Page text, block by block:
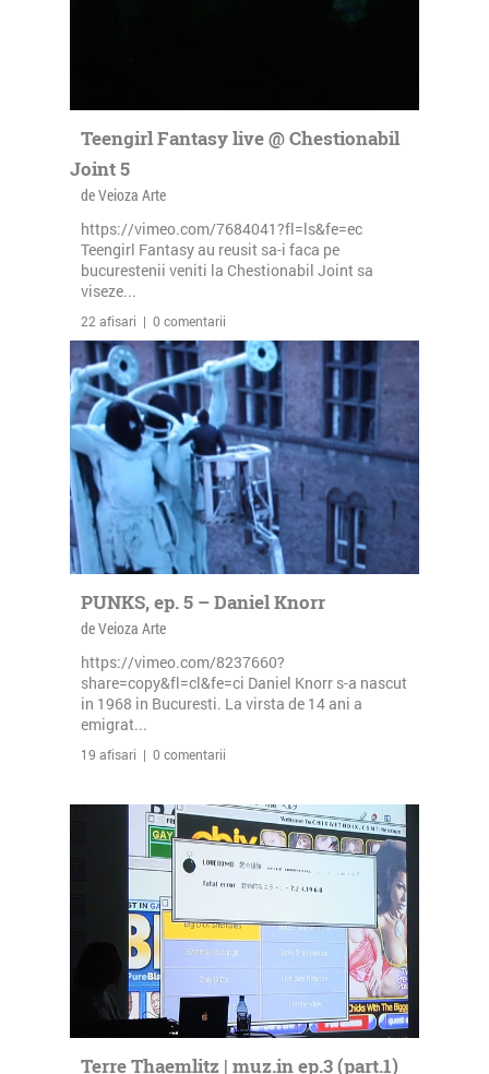
Teengirl Fantasy live @ Chestionabil
Joint 5
de Veioza Arte
https://vimeo.com/7684041?fl=ls&fe=ec
Teengirl Fantasy au reusit sa-i faca pe
bucurestenii veniti la Chestionabil Joint sa
viseze...
22 afisari | 0 comentarii
PUNKS, ep. 5 – Daniel Knorr
de Veioza Arte
https://vimeo.com/8237660?
share=copy&fl=cl&fe=ci Daniel Knorr s-a nascut
in 1968 in Bucuresti. La virsta de 14 ani a
emigrat...
19 afisari | 0 comentarii
Terre Thaemlitz | muz.in ep.3 (part.1)